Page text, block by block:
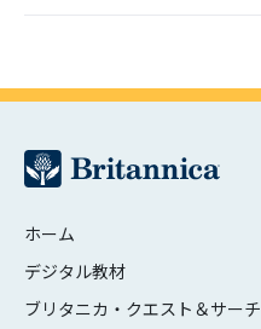
ホーム
デジタル教材
ブリタニカ・クエスト＆サーチ